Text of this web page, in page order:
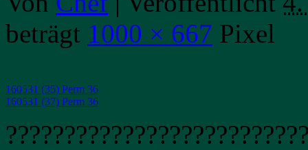
beträgt 1000 × 667 Pixel
160531 (35) Perm 36
160531 (37) Perm 36